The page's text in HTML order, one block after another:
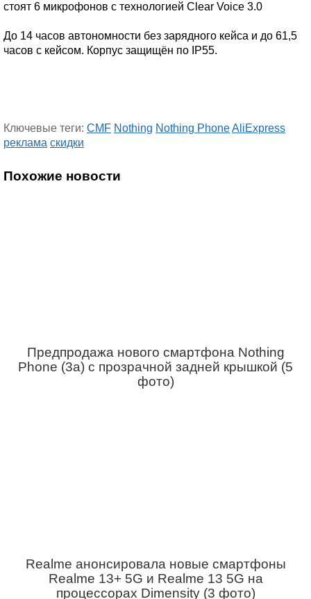
стоят 6 микрофонов с технологией Clear Voice 3.0
До 14 часов автономности без зарядного кейса и до 61,5
часов с кейсом. Корпус защищён по IP55.
Ключевые теги: CMF Nothing Nothing PhoneAliExpress
реклама скидки
Похожие новости
Предпродажа нового смартфона Nothing
Phone (3a) с прозрачной задней крышкой (5
фото)
Realme анонсировала новые смартфоны
Realme 13+ 5G и Realme 13 5G на
процессорах Dimensity (3 фото)